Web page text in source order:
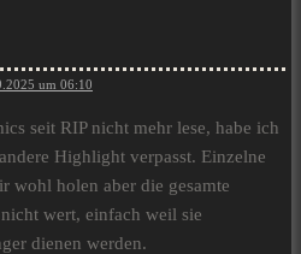
um 06:10
seit RIP nicht mehr lese, habe ich
Highlight verpasst. Einzelne
wohl holen aber die gesamte
wert, einfach weil sie
dienen werden.